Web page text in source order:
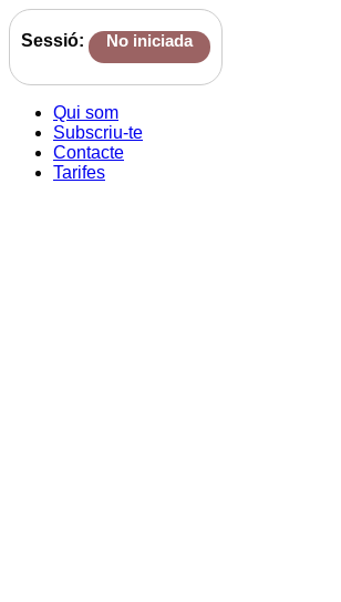
Sessió: No iniciada
Qui som
Subscriu-te
Contacte
Tarifes